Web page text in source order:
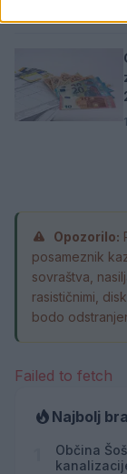
Opozorilo:
posameznik
sovraštva,
rasističnimi,
bodo
Failed to fetch
Najbolj
Občina